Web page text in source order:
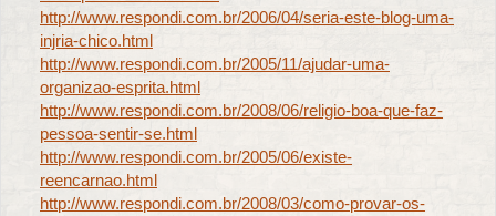
http://www.respondi.com.br/2006/04/seria-este-blog-uma-
injria-chico.html
http://www.respondi.com.br/2005/11/ajudar-uma-
organizao-esprita.html
http://www.respondi.com.br/2008/06/religio-boa-que-faz-
pessoa-sentir-se.html
http://www.respondi.com.br/2005/06/existe-
reencarnao.html
http://www.respondi.com.br/2008/03/como-provar-os-